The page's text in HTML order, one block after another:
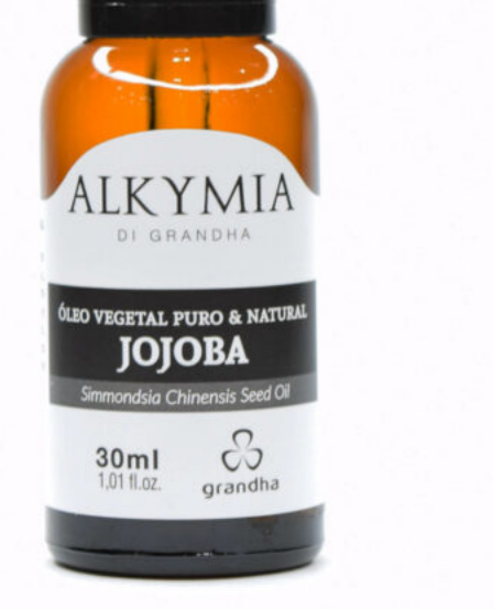
que os óleos essenciais e
vegetais são hidrofóbicos
se misturam em água
trará uma emulsão instável, mas
suficiente para permeação, se
mantido em movimento com a
água por 10 minutos. Durante
este tempo de ação, pode-se
aplicar técnicas manuais
relaxantes nos pés, até as
panturrilhas. Fazer a remoção
suave com Body Soap e finalizar
com Body Seduction ou Acqua
Soft Mix Oil.